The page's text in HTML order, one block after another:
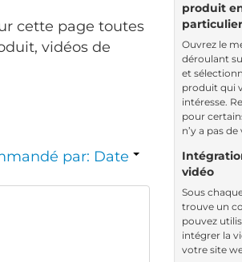
cette page toutes
vidéos de
par: Date
produit
Ouvrez le
déroulant
et
produit qui
intéresse.
pour
n’y a pas de
vidéo
Sous
trouve un
pouvez
intégrer la
votre site